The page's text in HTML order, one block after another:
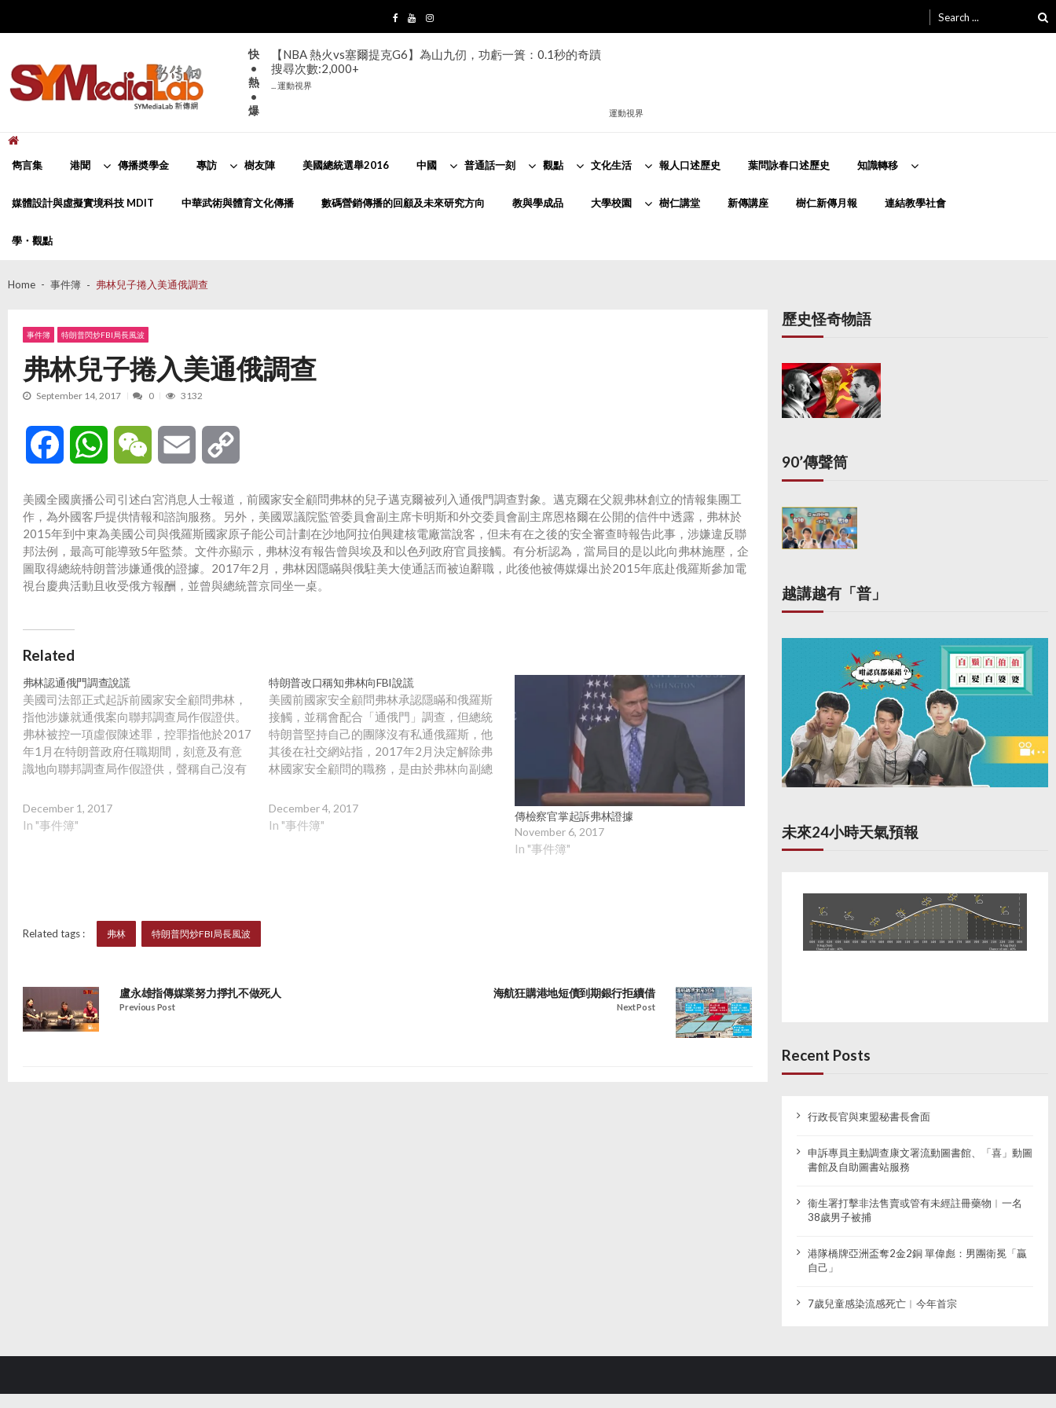
navigation
content
for:
快
•
熱
•
爆
【NBA 熱火vs塞爾提克G6】為山九仞，功虧一簣：0.1秒的奇蹟
搜尋次數:2,000+
... 運動視界
運動視界
雋言集 港聞 傳播奬學金 專訪 樹友陣 美國總統選舉2016 中國 普通話一刻 觀點 文化生活 報人口述歷史 葉問詠春口述歷史 知識轉移
媒體設計與虛擬實境科技 MDIT 中華武術與體育文化傳播 數碼營銷傳播的回顧及未來研究方向 教與學成品 大學校園 樹仁講堂 新傳講座 樹仁新傳月報 連結教學社會
學・觀點
Home 事件簿 弗林兒子捲入美通俄調查
事件簿 特朗普閃炒FBI局長風波
弗林兒子捲入美通俄調查
September 14, 2017 0 3132
Facebook WhatsAppWeChat Email
美國全國廣播公司引述白宮消息人士報道，前國家安全顧問弗林的兒子邁克爾被列入通俄門調查對象。邁克爾在父親弗林創立的情報集團工
作，為外國客戶提供情報和諮詢服務。另外，美國眾議院監管委員會副主席卡明斯和外交委員會副主席恩格爾在公開的信件中透露，弗林於
2015年到中東為美國公司與俄羅斯國家原子能公司計劃在沙地阿拉伯興建核電廠當說客，但未有在之後的安全審查時報告此事，涉嫌違反聯
邦法例，最高可能導致5年監禁。文件亦顯示，弗林沒有報告曾與埃及和以色列政府官員接觸。有分析認為，當局目的是以此向弗林施壓，企
圖取得總統特朗普涉嫌通俄的證據。2017年2月，弗林因隱瞞與俄駐美大使通話而被迫辭職，此後他被傳媒爆出於2015年底赴俄羅斯參加電
視台慶典活動且收受俄方報酬，並曾與總統普京同坐一桌。
Related
弗林認通俄門調查說謊
美國司法部正式起訴前國家安全顧問弗林，
指他涉嫌就通俄案向聯邦調查局作假證供。
弗林被控一項虛假陳述罪，控罪指他於2017
年1月在特朗普政府任職期間，刻意及有意
識地向聯邦調查局作假證供，聲稱自己沒有
斯問題。
December 1, 2017
In "事件簿"
特朗普改口稱知弗林向FBI說謊
美國前國家安全顧問弗林承認隱瞞和俄羅斯
接觸，並稱會配合「通俄門」調查，但總統
特朗普堅持自己的團隊沒有私通俄羅斯，他
其後在社交網站指，2017年2月決定解除弗
林國家安全顧問的職務，是由於弗林向副總
December 4, 2017
In "事件簿"
傳檢察官掌起訴弗林證據
November 6, 2017
In "事件簿"
Related tags : 弗林 特朗普閃炒FBI局長風波
盧永雄指傳媒業努力掙扎不做死人
Previous Post
海航狂購港地短債到期銀行拒續借
Next Post
歷史怪奇物語
90’傳聲筒
越講越有「普」
未來24小時天氣預報
Recent Posts
行政長官與東盟秘書長會面
申訴專員主動調查康文署流動圖書館、「喜」動圖
書館及自助圖書站服務
衞生署打擊非法售賣或管有未經註冊藥物︱一名
38歲男子被捕
港隊橋牌亞洲盃奪2金2銅 單偉彪：男團衛冕「贏
自己」
7歲兒童感染流感死亡︱今年首宗